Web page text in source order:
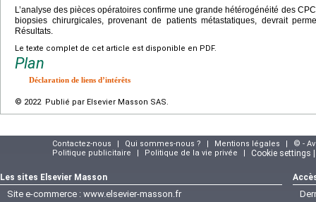
L’analyse des pièces opératoires confirme une grande hétérogénéité des
biopsies chirurgicales, provenant de patients métastatiques, devrait
Résultats.
Le texte complet de cet article est disponible en PDF.
Plan
Déclaration de liens d’intérêts
© 2022 Publié par Elsevier Masson SAS.
Contactez-nous Qui sommes-nous ? Mentions légales
© -
Politique publicitaire
Politique de la vie privée Cookie settings
Les sites Elsevier Masson
Site e-commerce : www.elsevier-masson.fr